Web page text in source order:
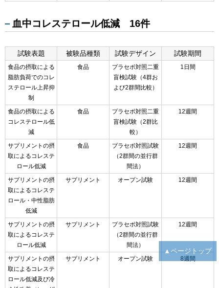
血中コレステロール低減 16件
試験表題 被験品種類 試験デザイン 試験期間
食品の摂取による
脂肪負荷でのコレ
ステロール上昇抑
制
食品
プラセボ対照二重
盲検試験（4群お
よび2群間比較）
1日間
食品の摂取による
コレステロール低
減
食品
プラセボ対照二重
盲検試験（2群比
較）
12週間
サプリメントの摂
取によるコレステ
ロール低減
食品
プラセボ対照試験
（2群間の並行群
間法）
12週間
サプリメントの摂
取によるコレステ
ロール・中性脂肪
低減
サプリメント オープン試験 12週間
サプリメントの摂
取によるコレステ
ロール低減
サプリメント
プラセボ対照試験
（2群間の並行群
間法）
12週間
サプリメントの摂
取によるコレステ
ロール低減及び冷
サプリメント オープン試験 8週間
▲ページトップ